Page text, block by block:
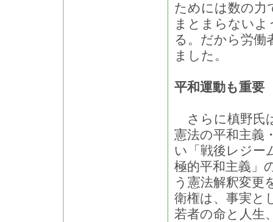
ためには数の力
まとまらない
る。だから労働
ました。
平和運動も重要
さらに槙野氏
憲法の平和主義
い「戦後レジー
極的平和主義」
う憲法解釈変更
衛権は、事実と
若者の命と人生